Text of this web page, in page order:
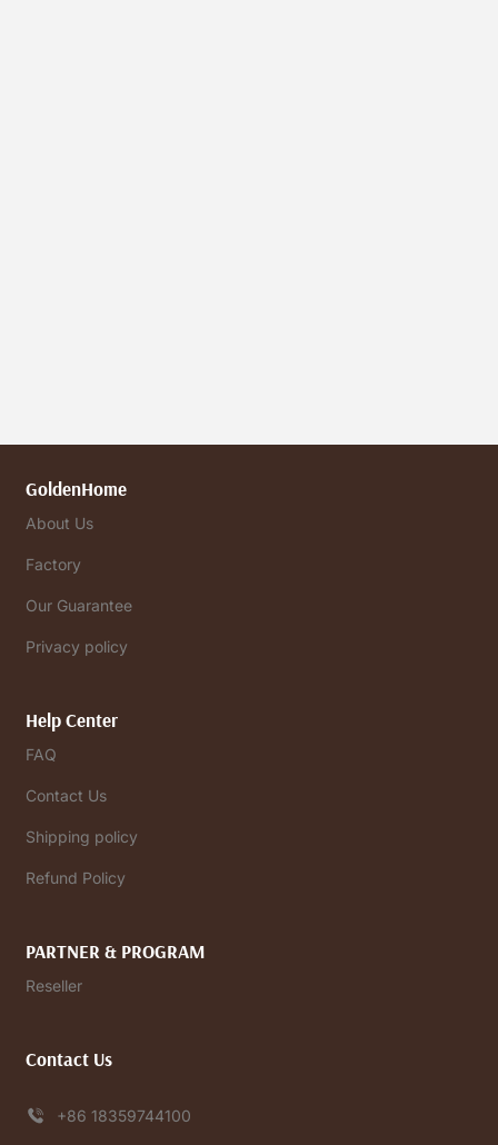
GoldenHome
About Us
Factory
Our Guarantee
Privacy policy
Help Center
FAQ
Contact Us
Shipping policy
Refund Policy
PARTNER & PROGRAM
Reseller
Contact Us
+86 18359744100